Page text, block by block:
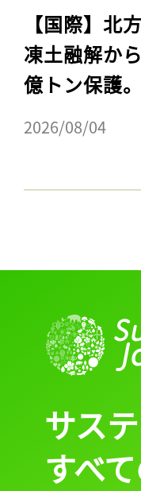
【国際】北
凍土融解か
億トン保護
2026/08/04
サス
すべ